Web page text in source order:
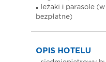
leżaki i parasole
bezpłatne)
OPIS HOTELU